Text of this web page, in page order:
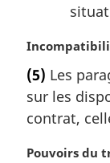
N
t
e
m
r
(5) Les
sur les
contrat,
N
Pouvoirs du